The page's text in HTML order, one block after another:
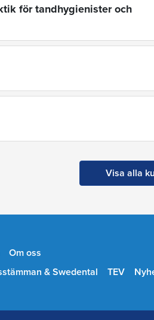
för tandhygienister och
Visa alla
Om oss
& Swedental TEV